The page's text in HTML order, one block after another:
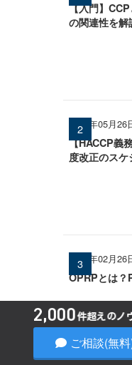
【入門】
の関連性を解
2026年05月26
【HACCP義
度改正のスケ
2026年02月26
OPRPとは？
ご相談(無